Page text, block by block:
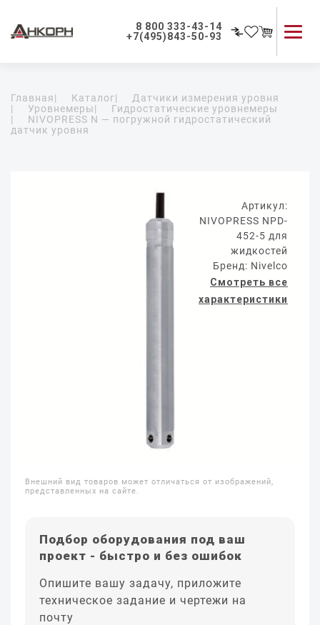
8 800 333-43-14
+7(495)843-50-93
Применение приборов
Как мы работаем
Главная| Каталог|
Датчики измерения уровня
|
Уровнемеры|
Гидростатические уровнемеры
|
NIVOPRESS N — погружной гидростатический
датчик уровня
Артикул:
NIVOPRESS NPD-
452-5 для
жидкостей
Бренд: Nivelco
Смотреть все
характеристики
Внешний вид товаров может отличаться от изображений,
представленных на сайте.
Подбор оборудования под ваш
проект - быстро и без ошибок
Опишите вашу задачу, приложите
техническое задание и чертежи на
почту